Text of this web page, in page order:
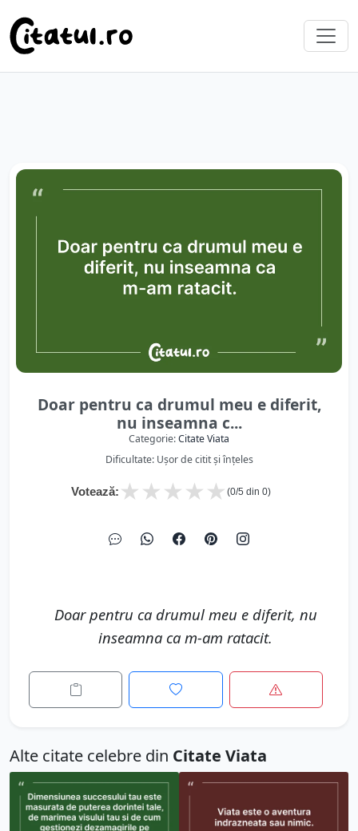
Doar pentru ca drumul meu e diferit,
nu inseamna c...
Categorie:Citate Viata
Dificultate: Ușor de citit și înțeles
Votează: ★
★
★
★
★ (0/5 din 0)
Doar pentru ca drumul meu e diferit, nu
inseamna ca m-am ratacit.
Alte citate celebre din Citate Viata